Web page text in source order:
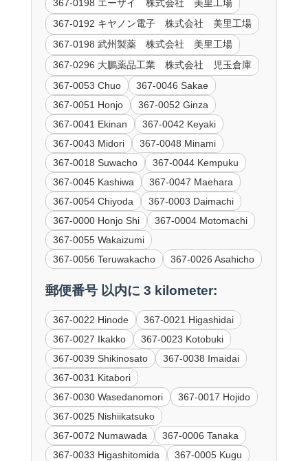
367-0198 エーザイ 株式会社 美里工場
367-0192 キヤノン電子 株式会社 美里工場
367-0198 武州製薬 株式会社 美里工場
367-0296 大鵬薬品工業 株式会社 児玉倉庫
367-0053 Chuo
367-0046 Sakae
367-0051 Honjo
367-0052 Ginza
367-0041 Ekinan
367-0042 Keyaki
367-0043 Midori
367-0048 Minami
367-0018 Suwacho
367-0044 Kempuku
367-0045 Kashiwa
367-0047 Maehara
367-0054 Chiyoda
367-0003 Daimachi
367-0000 Honjo Shi
367-0004 Motomachi
367-0055 Wakaizumi
367-0056 Teruwakacho
367-0026 Asahicho
郵便番号 以内に 3 kilometer:
367-0022 Hinode
367-0021 Higashidai
367-0027 Ikakko
367-0023 Kotobuki
367-0039 Shikinosato
367-0038 Imaidai
367-0031 Kitabori
367-0030 Wasedanomori
367-0017 Hojido
367-0025 Nishiikatsuko
367-0072 Numawada
367-0006 Tanaka
367-0033 Higashitomida
367-0005 Kugu